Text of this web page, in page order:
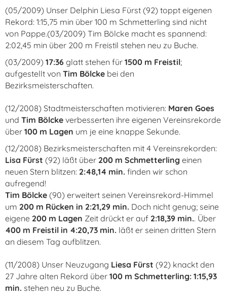
(05/2009) Unser Delphin Liesa Fürst (92) toppt eigenen
Rekord: 1:15,75 min über 100 m Schmetterling sind nicht
von Pappe.(03/2009) Tim Bölcke macht es spannend:
2:02,45 min über 200 m Freistil stehen neu zu Buche.
(03/2009) 17:36 glatt stehen für 1500 m Freistil;
aufgestellt von Tim Bölcke bei den
Bezirksmeisterschaften.
(12/2008) Stadtmeisterschaften motivieren: Maren Goes
und Tim Bölcke verbesserten ihre eigenen Vereinsrekorde
über 100 m Lagen um je eine knappe Sekunde.
(12/2008) Bezirksmeisterschaften mit 4 Vereinsrekorden:
Lisa Fürst (92) läßt über 200 m Schmetterling einen
neuen Stern blitzen: 2:48,14 min. finden wir schon
aufregend!
Tim Bölcke (90) erweitert seinen Vereinsrekord-Himmel
um 200 m Rücken in 2:21,29 min. Doch nicht genug; seine
eigene 200 m Lagen Zeit drückt er auf 2:18,39 min.. Über
400 m Freistil in 4:20,73 min. läßt er seinen dritten Stern
an diesem Tag aufblitzen.
(11/2008) Unser Neuzugang Liesa Fürst (92) knackt den
27 Jahre alten Rekord über 100 m Schmetterling: 1:15,93
min. stehen neu zu Buche.